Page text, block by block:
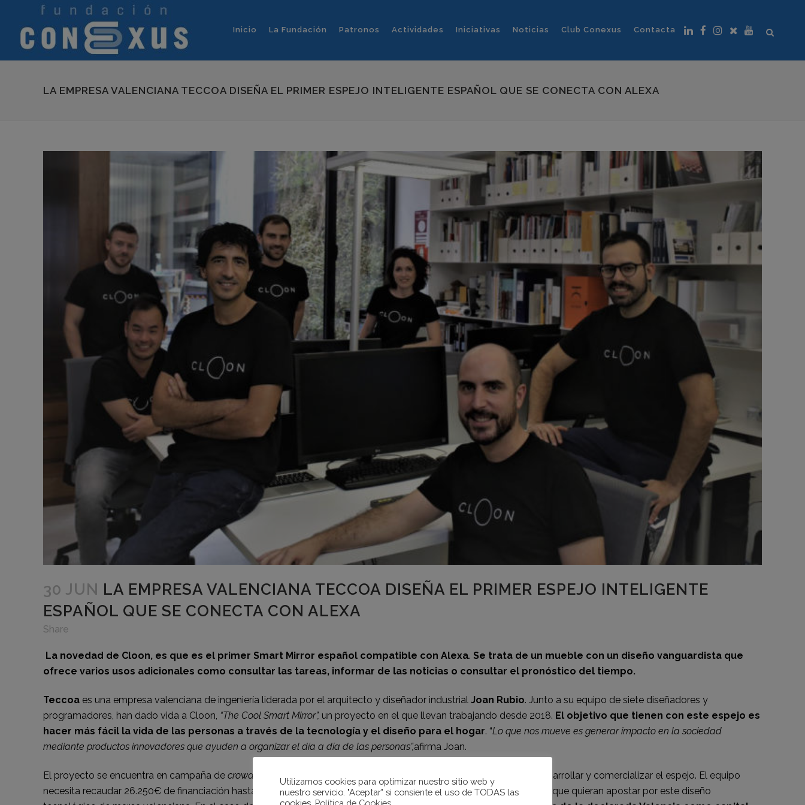
Inicio La Fundación Patronos Actividades Iniciativas Noticias Club Conexus Contacta
LA EMPRESA VALENCIANA TECCOA DISEÑA EL PRIMER ESPEJO INTELIGENTE ESPAÑOL QUE SE CONECTA CON ALEXA
30 JUN LA EMPRESA VALENCIANA TECCOA DISEÑA EL PRIMER ESPEJO INTELIGENTE
ESPAÑOL QUE SE CONECTA CON ALEXA
Share
La novedad de Cloon, es que es el primer Smart Mirror español compatible con Alexa. Se trata de un mueble con un diseño vanguardista que
ofrece varios usos adicionales como consultar las tareas, informar de las noticias o consultar el pronóstico del tiempo.
Teccoa es una empresa valenciana de ingeniería liderada por el arquitecto y diseñador industrial Joan Rubio. Junto a su equipo de siete diseñadores y
programadores, han dado vida a Cloon, “The Cool Smart Mirror”, un proyecto en el que llevan trabajando desde 2018. El objetivo que tienen con este espejo es
hacer más fácil la vida de las personas a través de la tecnología y el diseño para el hogar. “Lo que nos mueve es generar impacto en la sociedad
mediante productos innovadores que ayuden a organizar el día a día de las personas”,afirma Joan.
El proyecto se encuentra en campaña de crowdfundin
con la intención de poder desarrollar y comercializar el espejo. El equipo
necesita recaudar 26.250€ de financiación hasta el 30 de julio. Esperan lograrlo con la ayuda de todas las personas que quieran apostar por este diseño
Utilizamos cookies para optimizar nuestro sitio web y
nuestro servicio. "Aceptar" si consiente el uso de TODAS las
cookies. Política de Cookies